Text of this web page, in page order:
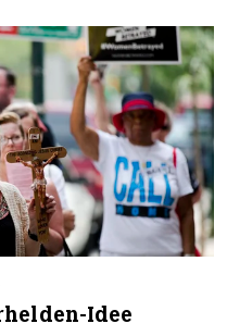
Idee